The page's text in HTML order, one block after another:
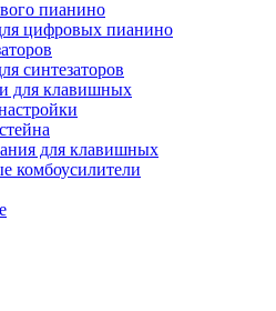
пианино
цифровых пианино
синтезаторов
для клавишных
для клавишных
комбоусилители